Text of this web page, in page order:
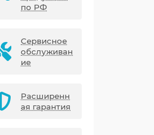
по РФ
Сервисное
обслуживан
ие
Расширенн
ая гарантия